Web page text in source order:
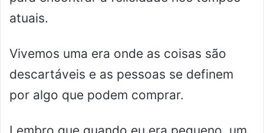
atuais.
Vivemos uma era onde as coisas são
descartáveis e as pessoas se definem
por algo que podem comprar.